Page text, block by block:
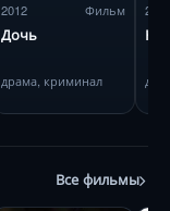
2012 Фильм
Дочь
драма, криминал
2016
Все фильмы